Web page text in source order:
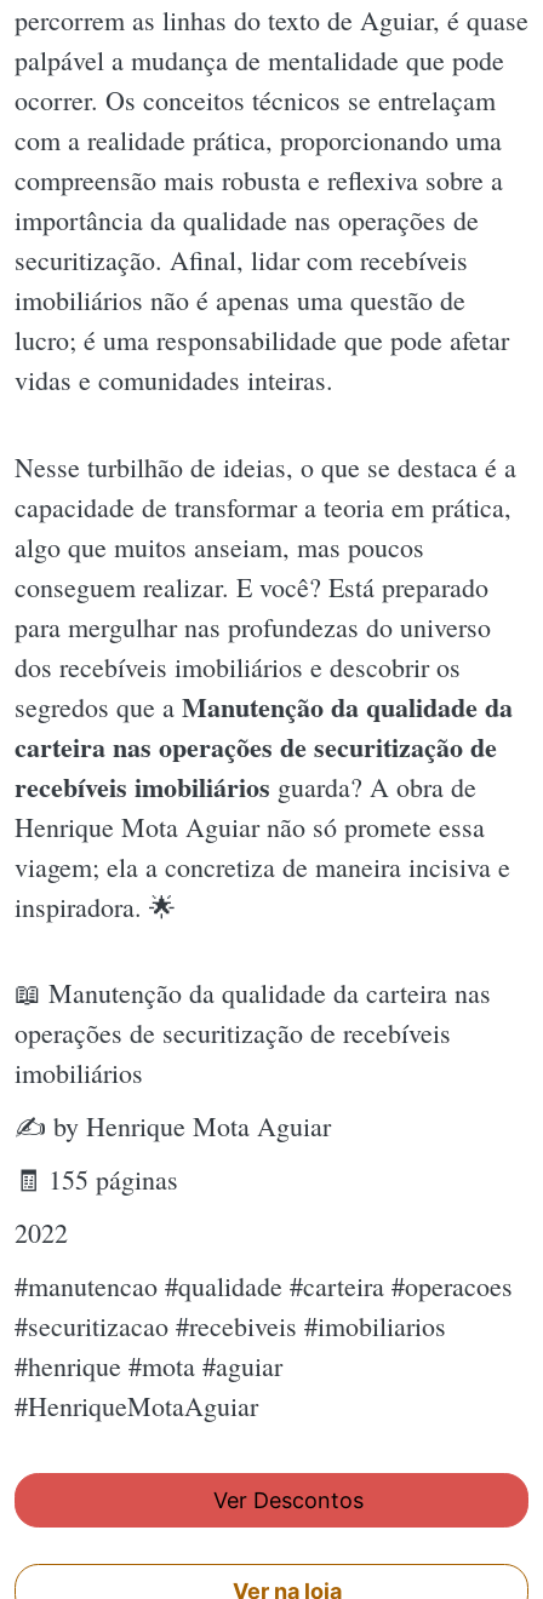
percorrem as linhas do texto de Aguiar, é quase
palpável a mudança de mentalidade que pode
ocorrer. Os conceitos técnicos se entrelaçam
com a realidade prática, proporcionando uma
compreensão mais robusta e reflexiva sobre a
importância da qualidade nas operações de
securitização. Afinal, lidar com recebíveis
imobiliários não é apenas uma questão de
lucro; é uma responsabilidade que pode afetar
vidas e comunidades inteiras.
Nesse turbilhão de ideias, o que se destaca é a
capacidade de transformar a teoria em prática,
algo que muitos anseiam, mas poucos
conseguem realizar. E você? Está preparado
para mergulhar nas profundezas do universo
dos recebíveis imobiliários e descobrir os
segredos que a Manutenção da qualidade da
carteira nas operações de securitização de
recebíveis imobiliários guarda? A obra de
Henrique Mota Aguiar não só promete essa
viagem; ela a concretiza de maneira incisiva e
inspiradora. 🌟
📖 Manutenção da qualidade da carteira nas
operações de securitização de recebíveis
imobiliários
✍ by Henrique Mota Aguiar
🧾 155 páginas
2022
#manutencao #qualidade #carteira #operacoes
#securitizacao #recebiveis #imobiliarios
#henrique #mota #aguiar
#HenriqueMotaAguiar
Ver Descontos
Ver na loja